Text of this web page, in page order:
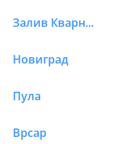
Залив Кварнер
Новиград
Пула
Врсар